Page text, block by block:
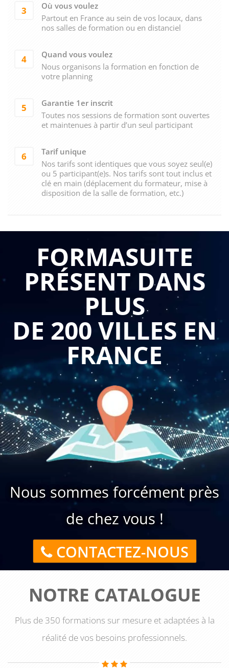
3
Où vous voulez
Partout en France au sein de vos locaux, dans
nos salles de formation ou en distanciel
4
Quand vous voulez
Nous organisons la formation en fonction de
votre planning
5
Garantie 1er inscrit
Toutes nos sessions de formation sont ouvertes
et maintenues à partir d’un seul participant
6
Tarif unique
Nos tarifs sont identiques que vous soyez seul(e)
ou 5 participant(e)s. Nos tarifs sont tout inclus et
clé en main (déplacement du formateur, mise à
disposition de la salle de formation, etc.)
FORMASUITE
PRÉSENT DANS
PLUS
DE 200 VILLES EN
FRANCE
Nous sommes forcément près
de chez vous !
CONTACTEZ-NOUS
NOTRE CATALOGUE
Plus de 350 formations sur mesure et adaptées à la
réalité de vos besoins professionnels.